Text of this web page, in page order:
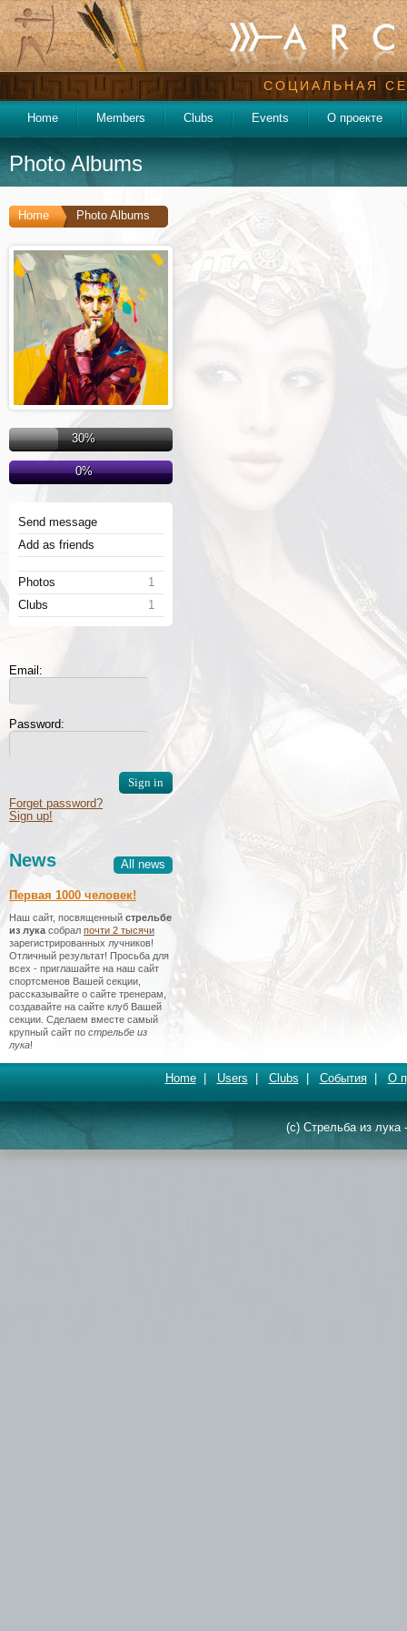
СОЦИАЛЬНАЯ
Home Members Clubs Events О проекте
Photo Albums
Home Photo Albums
30%
0%
Send message
Add as friends
1
Photos
1
Clubs
Email:
Password:
Forget password?
Sign up!
All news
News
Первая 1000 человек!
Наш сайт, посвященный стрельбе
из лука собрал почти 2 тысячи
зарегистрированных лучников!
Отличный результат! Просьба для
всех - приглашайте на наш сайт
спортсменов Вашей секции,
рассказывайте о сайте тренерам,
создавайте на сайте клуб Вашей
секции. Сделаем вместе самый
крупный сайт по стрельбе из
лука!
Home| Users Clubs События| О
(c) Стрельба из лука